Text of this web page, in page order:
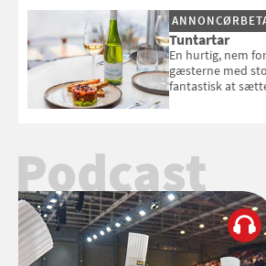
Tuntartar
En hurtig, nem
gæsterne med
fantastisk at
Podcast